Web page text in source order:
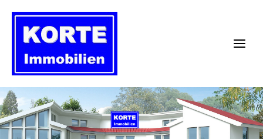
Inhalt
springen